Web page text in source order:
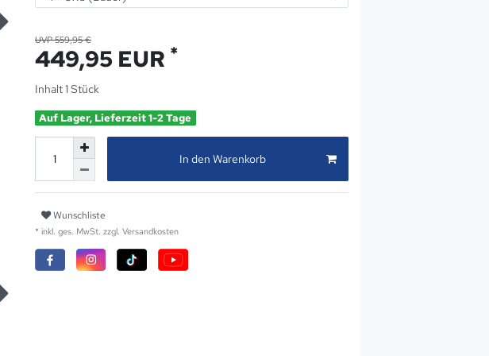
UVP 559,95 €
449,95 EUR *
Inhalt1Stück
Auf Lager, Lieferzeit 1-2 Tage
In den Warenkorb
Wunschliste
* inkl. ges. MwSt. zzgl. Versandkosten